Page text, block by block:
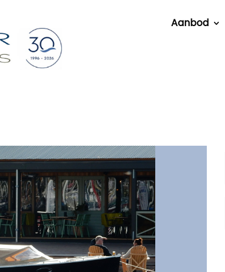
Aanbod